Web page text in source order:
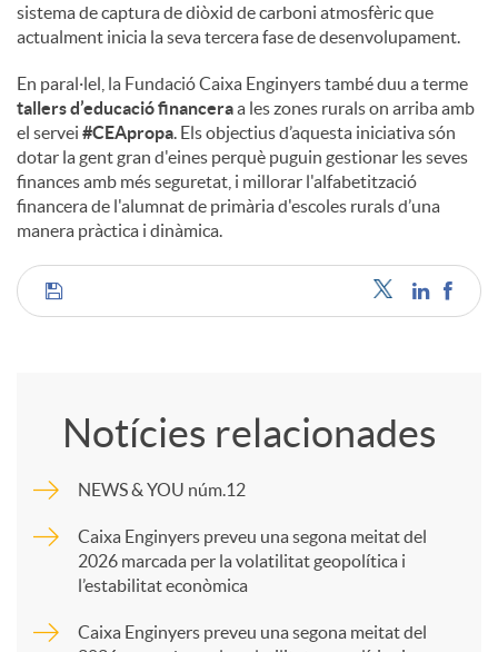
sistema de captura de diòxid de carboni atmosfèric que
actualment inicia la seva tercera fase de desenvolupament.
En paral·lel, la Fundació Caixa Enginyers també duu a terme
tallers d’educació financeraa les zones rurals on arriba amb
el servei #CEApropa. Els objectius d’aquesta iniciativa són
dotar la gent gran d'eines perquè puguin gestionar les seves
finances amb més seguretat, i millorar l'alfabetització
financera de l'alumnat de primària d'escoles rurals d’una
manera pràctica i dinàmica.
C
m
p
Notícies relacionades
NEWS & YOU núm.12
Caixa Enginyers preveu una segona meitat del
2026 marcada per la volatilitat geopolítica i
l’estabilitat econòmica
Caixa Enginyers preveu una segona meitat del